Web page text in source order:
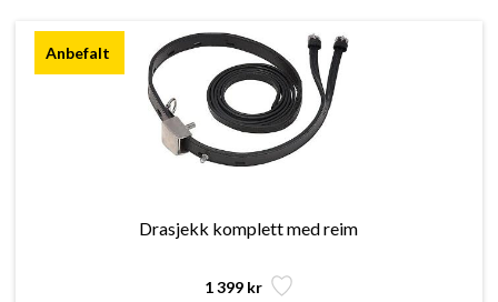
Drasjekk komplett med reim
1 399 kr